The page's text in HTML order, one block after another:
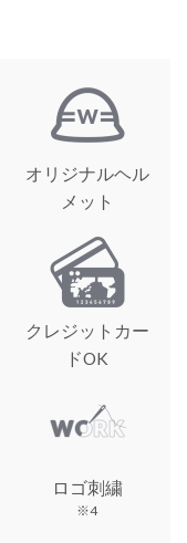
オリジナルヘル
メット
クレジットカー
ドOK
ロゴ刺繍
※4